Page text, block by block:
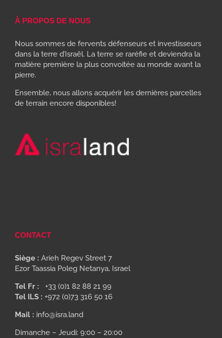
À PROPOS DE NOUS
Nous sommes de fervents défenseurs et investisseurs
dans la terre d’Israël. La terre se raréfie et deviendra la
matière première la plus convoitée au monde avant la
pierre.
Ensemble, nous allons acquérir les dernières parcelles
de terrain encore disponibles!
CONTACT
Siège : Arieh Regev Street 7
Ezor Taassia Poleg Netanya, Israel
Tel Fr : +33 (0)1 82 88 21 99
Tel ILS : +972 (0)73 316 50 16
Mail : info@isra.land
Dimanche – Jeudi: 9:00 – 20:00